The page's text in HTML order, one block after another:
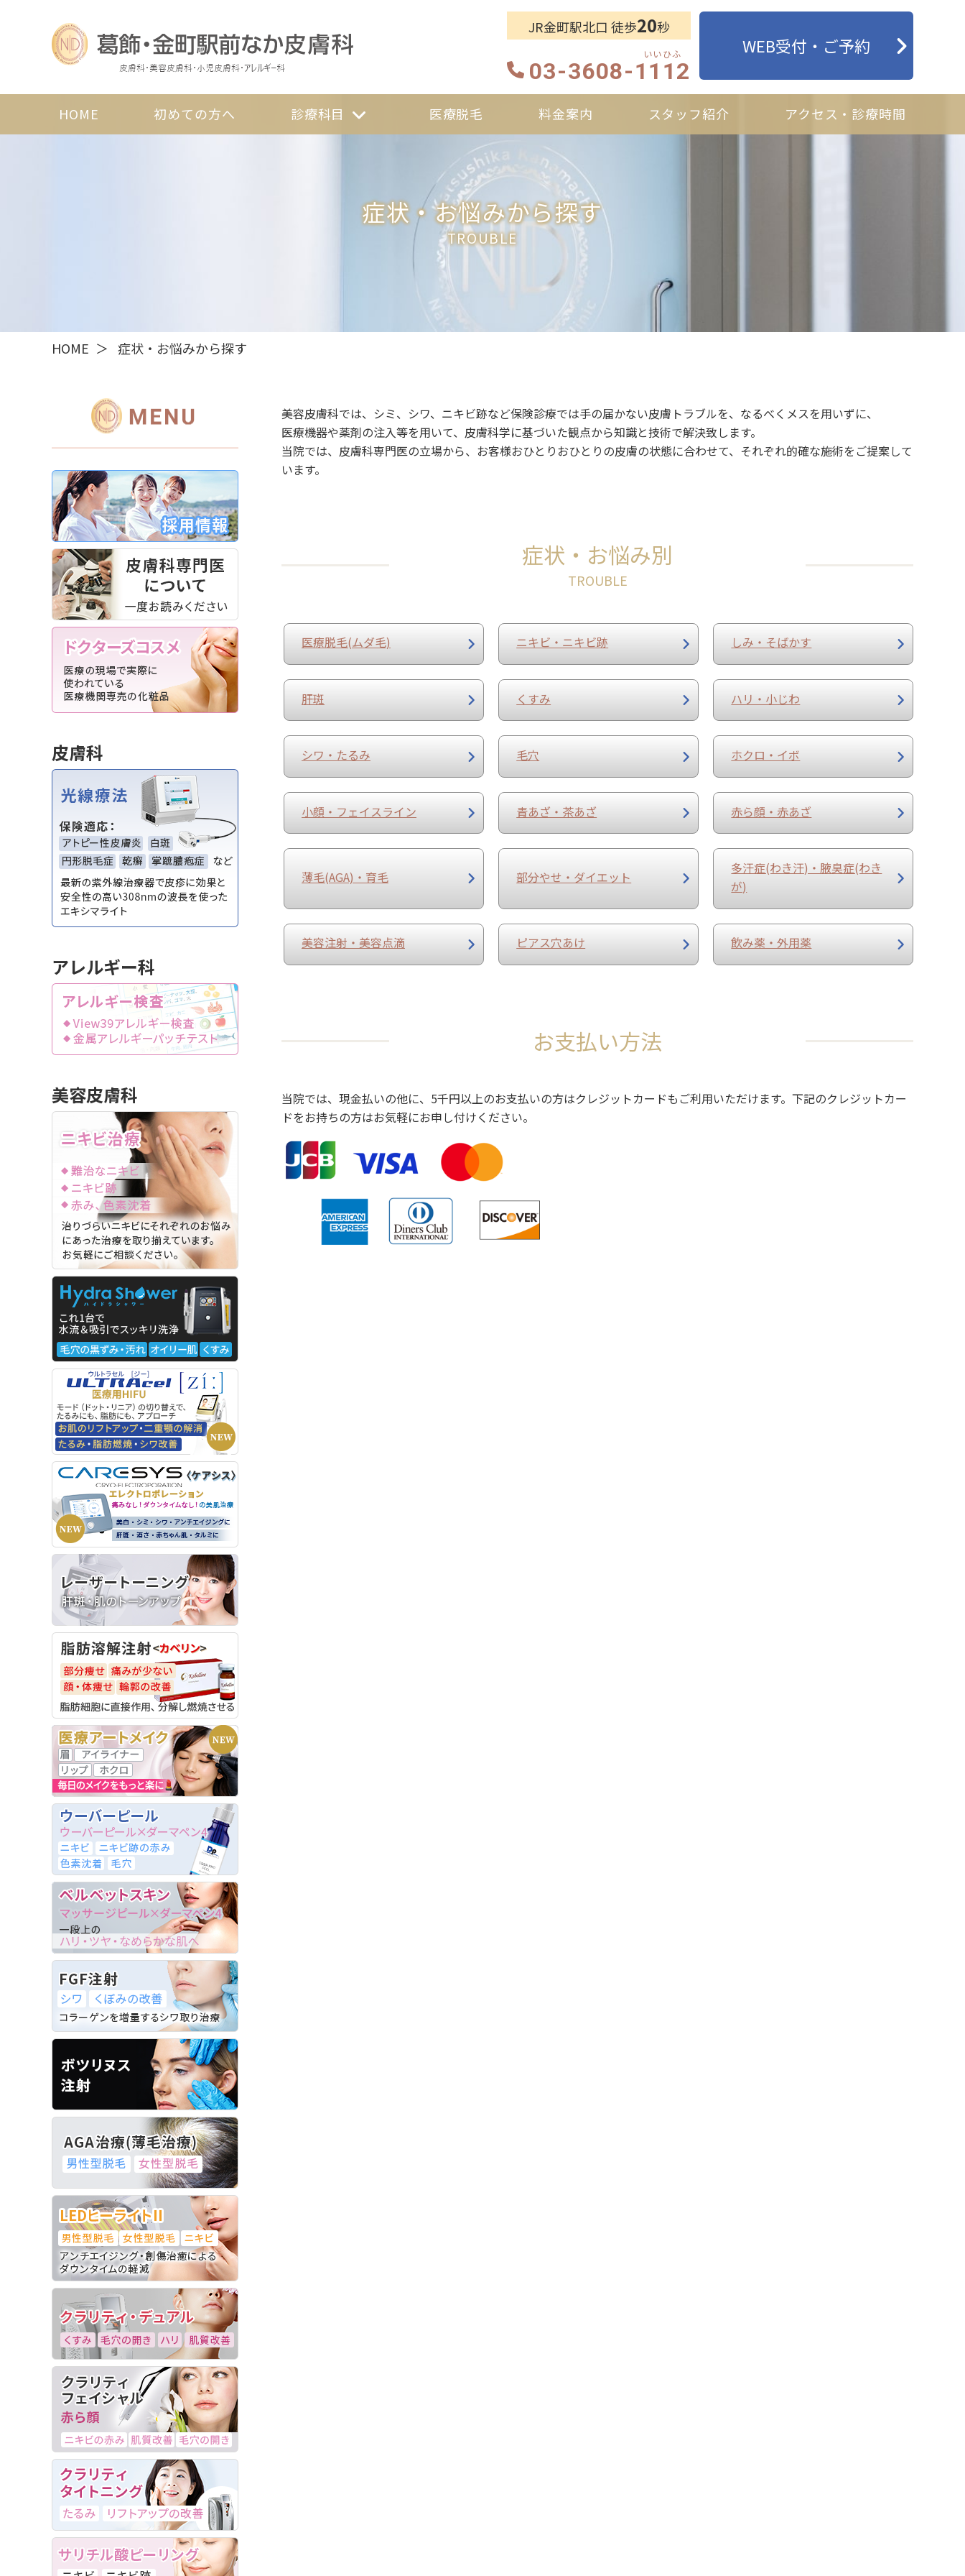
JR金町駅北口 徒歩20秒
03-3608-1112
WEB受付・ご予約
HOME 初めての方へ 診療科目 医療脱毛 料金案内 スタッフ紹介 アクセス・診療時間
症状・お悩みから探す
HOME 症状・お悩みから探す
美容皮膚科では、シミ、シワ、ニキビ跡など保険診療では手の届かない皮膚トラブルを、なるべくメスを用いずに、
医療機器や薬剤の注入等を用いて、皮膚科学に基づいた観点から知識と技術で解決致します。
当院では、皮膚科専門医の立場から、お客様おひとりおひとりの皮膚の状態に合わせて、それぞれ的確な施術をご提案して
います。
症状・お悩み別
医療脱毛(ムダ毛) ニキビ・ニキビ跡 しみ・そばかす
肝斑 くすみ ハリ・小じわ
シワ・たるみ 毛穴 ホクロ・イボ
小顔・フェイスライン 青あざ・茶あざ 赤ら顔・赤あざ
薄毛(AGA)・育毛 部分やせ・ダイエット
多汗症(わき汗)・腋臭症(わき
が)
美容注射・美容点滴 ピアス穴あけ 飲み薬・外用薬
お支払い方法
当院では、現金払いの他に、5千円以上のお支払いの方はクレジットカードもご利用いただけます。下記のクレジットカー
ドをお持ちの方はお気軽にお申し付けください。